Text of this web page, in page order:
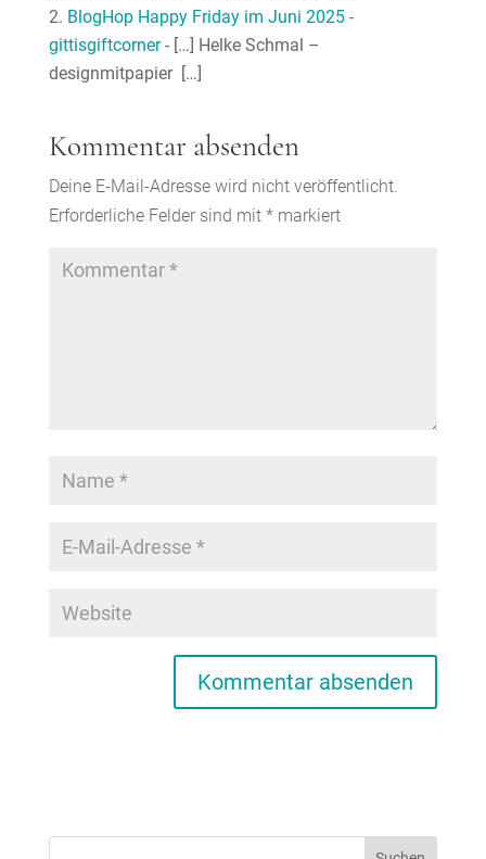
BlogHop Happy Friday im Juni 2025 -
gittisgiftcorner- […] Helke Schmal –
designmitpapier […]
Kommentar absenden
Deine E-Mail-Adresse wird nicht veröffentlicht.
Erforderliche Felder sind mit *markiert